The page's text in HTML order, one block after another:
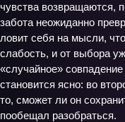
чувства возвращаются,
забота неожиданно
ловит себя на мысли,
слабость, и от выбора
«случайное»
становится ясно: во
то, сможет ли он
пообещал разобраться.